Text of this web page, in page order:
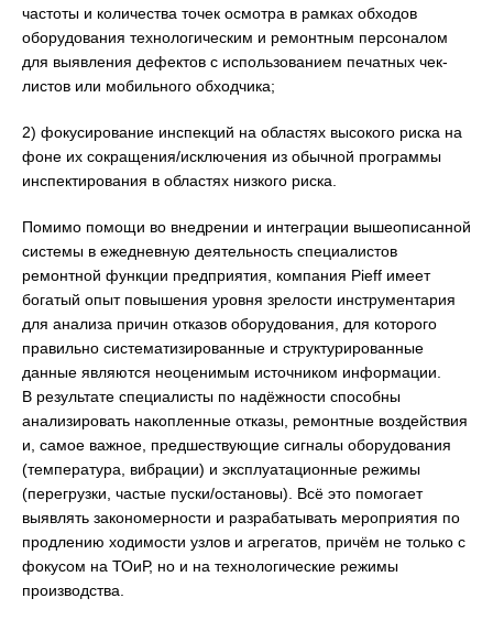
частоты и количества точек осмотра в рамках обходов
оборудования технологическим и ремонтным персоналом
для выявления дефектов с использованием печатных чек-
листов или мобильного обходчика;
2) фокусирование инспекций на областях высокого риска на
фоне их сокращения/исключения из обычной программы
инспектирования в областях низкого риска.
Помимо помощи во внедрении и интеграции вышеописанной
системы в ежедневную деятельность специалистов
ремонтной функции предприятия, компания Pieff имеет
богатый опыт повышения уровня зрелости инструментария
для анализа причин отказов оборудования, для которого
правильно систематизированные и структурированные
данные являются неоценимым источником информации.
В результате специалисты по надёжности способны
анализировать накопленные отказы, ремонтные воздействия
и, самое важное, предшествующие сигналы оборудования
(температура, вибрации) и эксплуатационные режимы
(перегрузки, частые пуски/остановы). Всё это помогает
выявлять закономерности и разрабатывать мероприятия по
продлению ходимости узлов и агрегатов, причём не только с
фокусом на ТОиР, но и на технологические режимы
производства.